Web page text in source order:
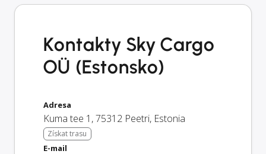
Kontakty Sky Cargo
OÜ (Estonsko)
Adresa
Kuma tee 1 ,75312 Peetri, Estonia
Získat trasu
E-mail